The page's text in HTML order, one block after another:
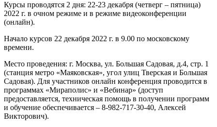
Курсы проводятся 2 дня: 22-23 декабря (четверг – пятница)
2022 г. в очном режиме и в режиме видеоконференции
(онлайн).
Начало курсов 22 декабря 2022 г. в 9.00 по московскому
времени.
Место проведения: г. Москва, ул. Большая Садовая, д.4, стр. 1
(станция метро «Маяковская», угол улиц Тверская и Большая
Садовая). Для участников онлайн конференция проводится в
программах «Мираполис» и «Вебинар» (доступ
предоставляется, техническая помощь в получении программ
и обучение обеспечивается – 8-982-717-30-40, Алексей
Викторович).